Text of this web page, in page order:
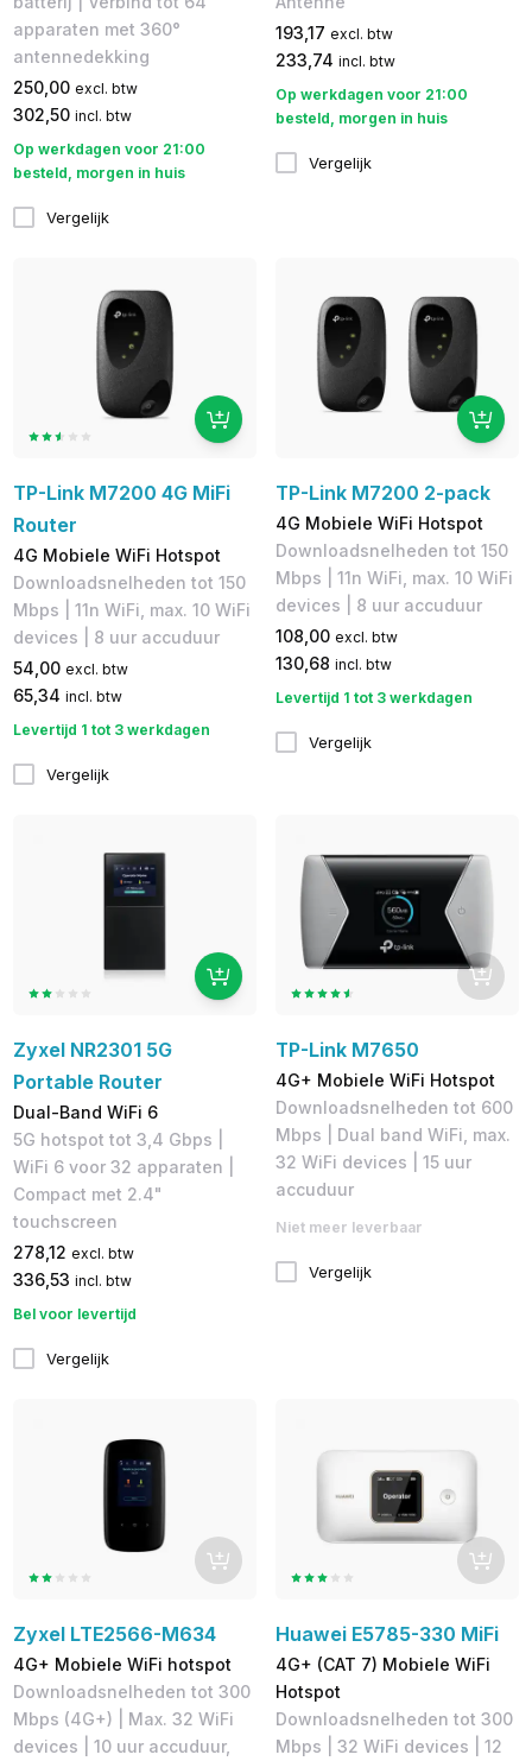
apparaten met 360°
antennedekking
250,00 excl. btw
302,50 incl. btw
Op werkdagen voor 21:00
besteld, morgen in huis
Vergelijk
193,17 excl. btw
233,74 incl. btw
Op werkdagen voor 21:00
besteld, morgen in huis
Vergelijk
TP-Link M7200 4G MiFi
Router
4G Mobiele WiFi Hotspot
Downloadsnelheden tot 150
Mbps | 11n WiFi, max. 10 WiFi
devices | 8 uur accuduur
54,00 excl. btw
65,34 incl. btw
Levertijd 1 tot 3 werkdagen
Vergelijk
TP-Link M7200 2-pack
4G Mobiele WiFi Hotspot
Downloadsnelheden tot 150
Mbps | 11n WiFi, max. 10 WiFi
devices | 8 uur accuduur
108,00 excl. btw
130,68 incl. btw
Levertijd 1 tot 3 werkdagen
Vergelijk
Zyxel NR2301 5G
Portable Router
Dual-Band WiFi 6
5G hotspot tot 3,4 Gbps |
WiFi 6 voor 32 apparaten |
Compact met 2.4"
touchscreen
278,12 excl. btw
336,53 incl. btw
Bel voor levertijd
Vergelijk
TP-Link M7650
4G+ Mobiele WiFi Hotspot
Downloadsnelheden tot 600
Mbps | Dual band WiFi, max.
32 WiFi devices | 15 uur
accuduur
Niet meer leverbaar
Vergelijk
Zyxel LTE2566-M634
4G+ Mobiele WiFi hotspot
Downloadsnelheden tot 300
Mbps (4G+) | Max. 32 WiFi
devices | 10 uur accuduur,
Huawei E5785-330 MiFi
4G+ (CAT 7) Mobiele WiFi
Hotspot
Downloadsnelheden tot 300
Mbps​ | 32 WiFi devices | 12